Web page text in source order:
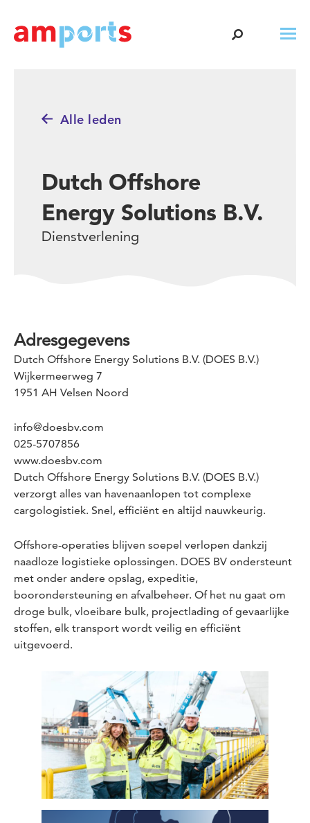
Alle leden
Dutch Offshore
Energy Solutions B.V.
Dienstverlening
Adresgegevens
Dutch Offshore Energy Solutions B.V. (DOES B.V.)
Wijkermeerweg 7
1951 AH Velsen Noord
info@doesbv.com
025-5707856
www.doesbv.com
Dutch Offshore Energy Solutions B.V. (DOES B.V.)
verzorgt alles van havenaanlopen tot complexe
cargologistiek. Snel, efficiënt en altijd nauwkeurig.
Offshore-operaties blijven soepel verlopen dankzij
naadloze logistieke oplossingen. DOES BV ondersteunt
met onder andere opslag, expeditie,
boorondersteuning en afvalbeheer. Of het nu gaat om
droge bulk, vloeibare bulk, projectlading of gevaarlijke
stoffen, elk transport wordt veilig en efficiënt
uitgevoerd.